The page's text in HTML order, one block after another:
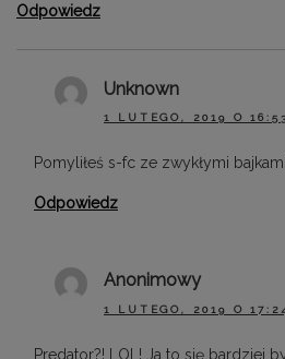
Odpowiedz
Unknown
1 LUTEGO, 2019 O
Pomyliłeś s-fc ze zwykłymi
Odpowiedz
Anonimowy
1 LUTEGO, 2019 O
Predator?! LOL! Ja to się bardziej